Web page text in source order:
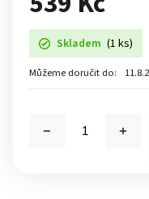
Skladem (1 ks)
Můžeme doručit do: